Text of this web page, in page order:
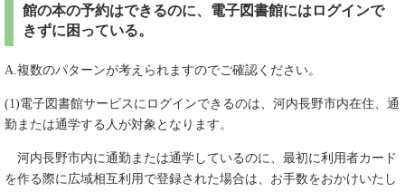
館の本の予約はできるのに、電子図書館にはログインで
きずに困っている。
A.複数のパターンが考えられますのでご確認ください。
(1)電子図書館サービスにログインできるのは、河内長野市内在住、通
勤または通学する人が対象となります。
河内長野市内に通勤または通学しているのに、最初に利用者カード
を作る際に広域相互利用で登録された場合は、お手数をおかけいたし